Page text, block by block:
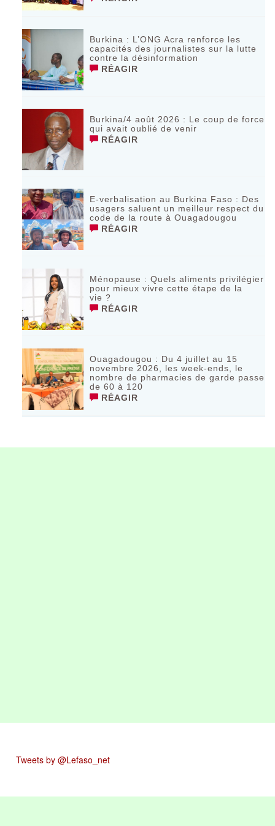
Burkina : L’ONG Acra renforce les
capacités des journalistes sur la lutte
contre la désinformation
RÉAGIR
Burkina/4 août 2026 : Le coup de force
qui avait oublié de venir
RÉAGIR
E-verbalisation au Burkina Faso : Des
usagers saluent un meilleur respect du
code de la route à Ouagadougou
RÉAGIR
Ménopause : Quels aliments privilégier
pour mieux vivre cette étape de la
vie ?
RÉAGIR
Ouagadougou : Du 4 juillet au 15
novembre 2026, les week-ends, le
nombre de pharmacies de garde passe
de 60 à 120
RÉAGIR
Tweets by @Lefaso_net